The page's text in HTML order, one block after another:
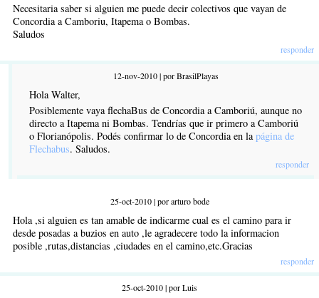
Necesitaria saber si alguien me puede decir colectivos que vayan de
Concordia a Camboriu, Itapema o Bombas.
Saludos
responder
12-nov-2010 | por BrasilPlayas
Hola Walter,
Posiblemente vaya flechaBus de Concordia a Camboriú, aunque no
directo a Itapema ni Bombas. Tendrías que ir primero a Camboriú
o Florianópolis. Podés confirmar lo de Concordia en la página de
Flechabus. Saludos.
responder
25-oct-2010 | por arturo bode
Hola ,si alguien es tan amable de indicarme cual es el camino para ir
desde posadas a buzios en auto ,le agradecere todo la informacion
posible ,rutas,distancias ,ciudades en el camino,etc.Gracias
responder
25-oct-2010 | por Luis